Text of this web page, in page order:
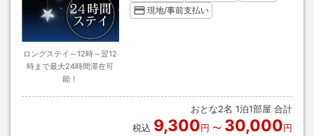
ロングステイ～12時～翌12
時まで最大24時間滞在可
能！
現地/事前支払い
おとな2名 1泊1部屋 合計
税込 9,300円 〜 30,000円